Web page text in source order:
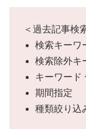
＜過去記事検
検索キーワ
検索除外キ
キーワード
期間指定
種類絞り込